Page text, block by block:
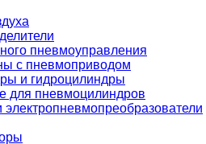
пневмоуправления
с пневмоприводом
и гидроцилиндры
для пневмоцилиндров